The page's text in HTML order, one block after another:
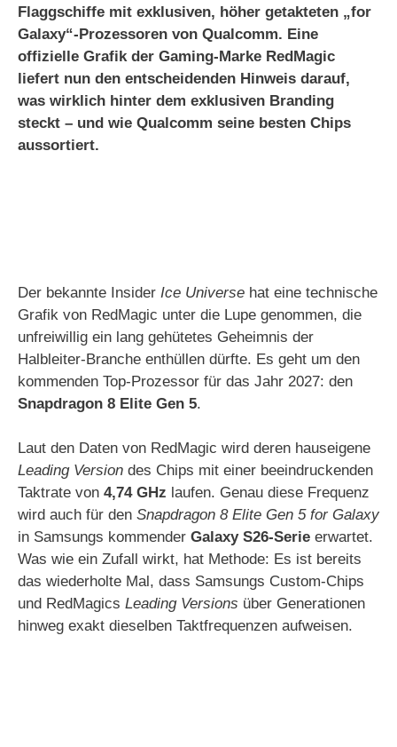
Flaggschiffe mit exklusiven, höher getakteten „for
Galaxy“-Prozessoren von Qualcomm. Eine
offizielle Grafik der Gaming-Marke RedMagic
liefert nun den entscheidenden Hinweis darauf,
was wirklich hinter dem exklusiven Branding
steckt – und wie Qualcomm seine besten Chips
aussortiert.
Der bekannte Insider Ice Universe hat eine technische
Grafik von RedMagic unter die Lupe genommen, die
unfreiwillig ein lang gehütetes Geheimnis der
Halbleiter-Branche enthüllen dürfte. Es geht um den
kommenden Top-Prozessor für das Jahr 2027: den
Snapdragon 8 Elite Gen 5.
Laut den Daten von RedMagic wird deren hauseigene
Leading Version des Chips mit einer beeindruckenden
Taktrate von 4,74 GHz laufen. Genau diese Frequenz
wird auch für den Snapdragon 8 Elite Gen 5 for Galaxy
in Samsungs kommender Galaxy S26-Serie erwartet.
Was wie ein Zufall wirkt, hat Methode: Es ist bereits
das wiederholte Mal, dass Samsungs Custom-Chips
und RedMagics Leading Versions über Generationen
hinweg exakt dieselben Taktfrequenzen aufweisen.